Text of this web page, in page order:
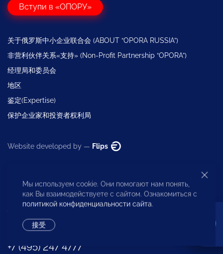
Вступи в «ОПОРУ»
关于俄罗斯中小企业联合会 (ABOUT “OPORA RUSSIA”)
非营利伙伴关系«支持» (Non-Profit Partnership “OPORA”)
经理局和委员会
地区
鉴定(Expertise)
保护企业家和投资者权利局
Website developed by — Flips
执行管理层
+7 (495) 247 4777
Мы используем cookie. Они помогают нам понять,
как Вы взаимодействуете с сайтом. Ознакомиться с
политикой конфиденциальности сайта.
接受